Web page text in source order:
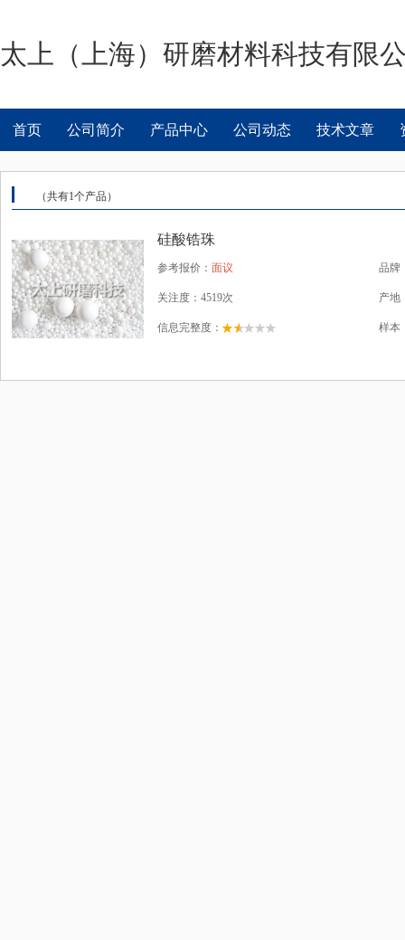
太上（上海）研磨材料科技有限
首页 公司简介 产品中心 公司动态 技术文章
（共有1个产品）
硅酸锆珠
参考报价： 面议 品牌
关注度：4519次 产地
信息完整度： 样本